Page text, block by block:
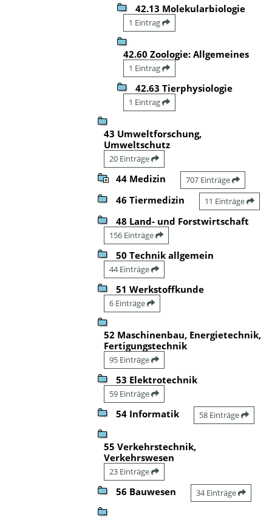
42.13 Molekularbiologie
1 Eintrag
42.60 Zoologie: Allgemeines
1 Eintrag
42.63 Tierphysiologie
1 Eintrag
43 Umweltforschung,
Umweltschutz
20 Einträge
44 Medizin 707 Einträge
46 Tiermedizin 11 Einträge
48 Land- und Forstwirtschaft
156 Einträge
50 Technik allgemein
44 Einträge
51 Werkstoffkunde
6 Einträge
52 Maschinenbau, Energietechnik,
Fertigungstechnik
95 Einträge
53 Elektrotechnik
59 Einträge
54 Informatik 58 Einträge
55 Verkehrstechnik,
Verkehrswesen
23 Einträge
56 Bauwesen 34 Einträge